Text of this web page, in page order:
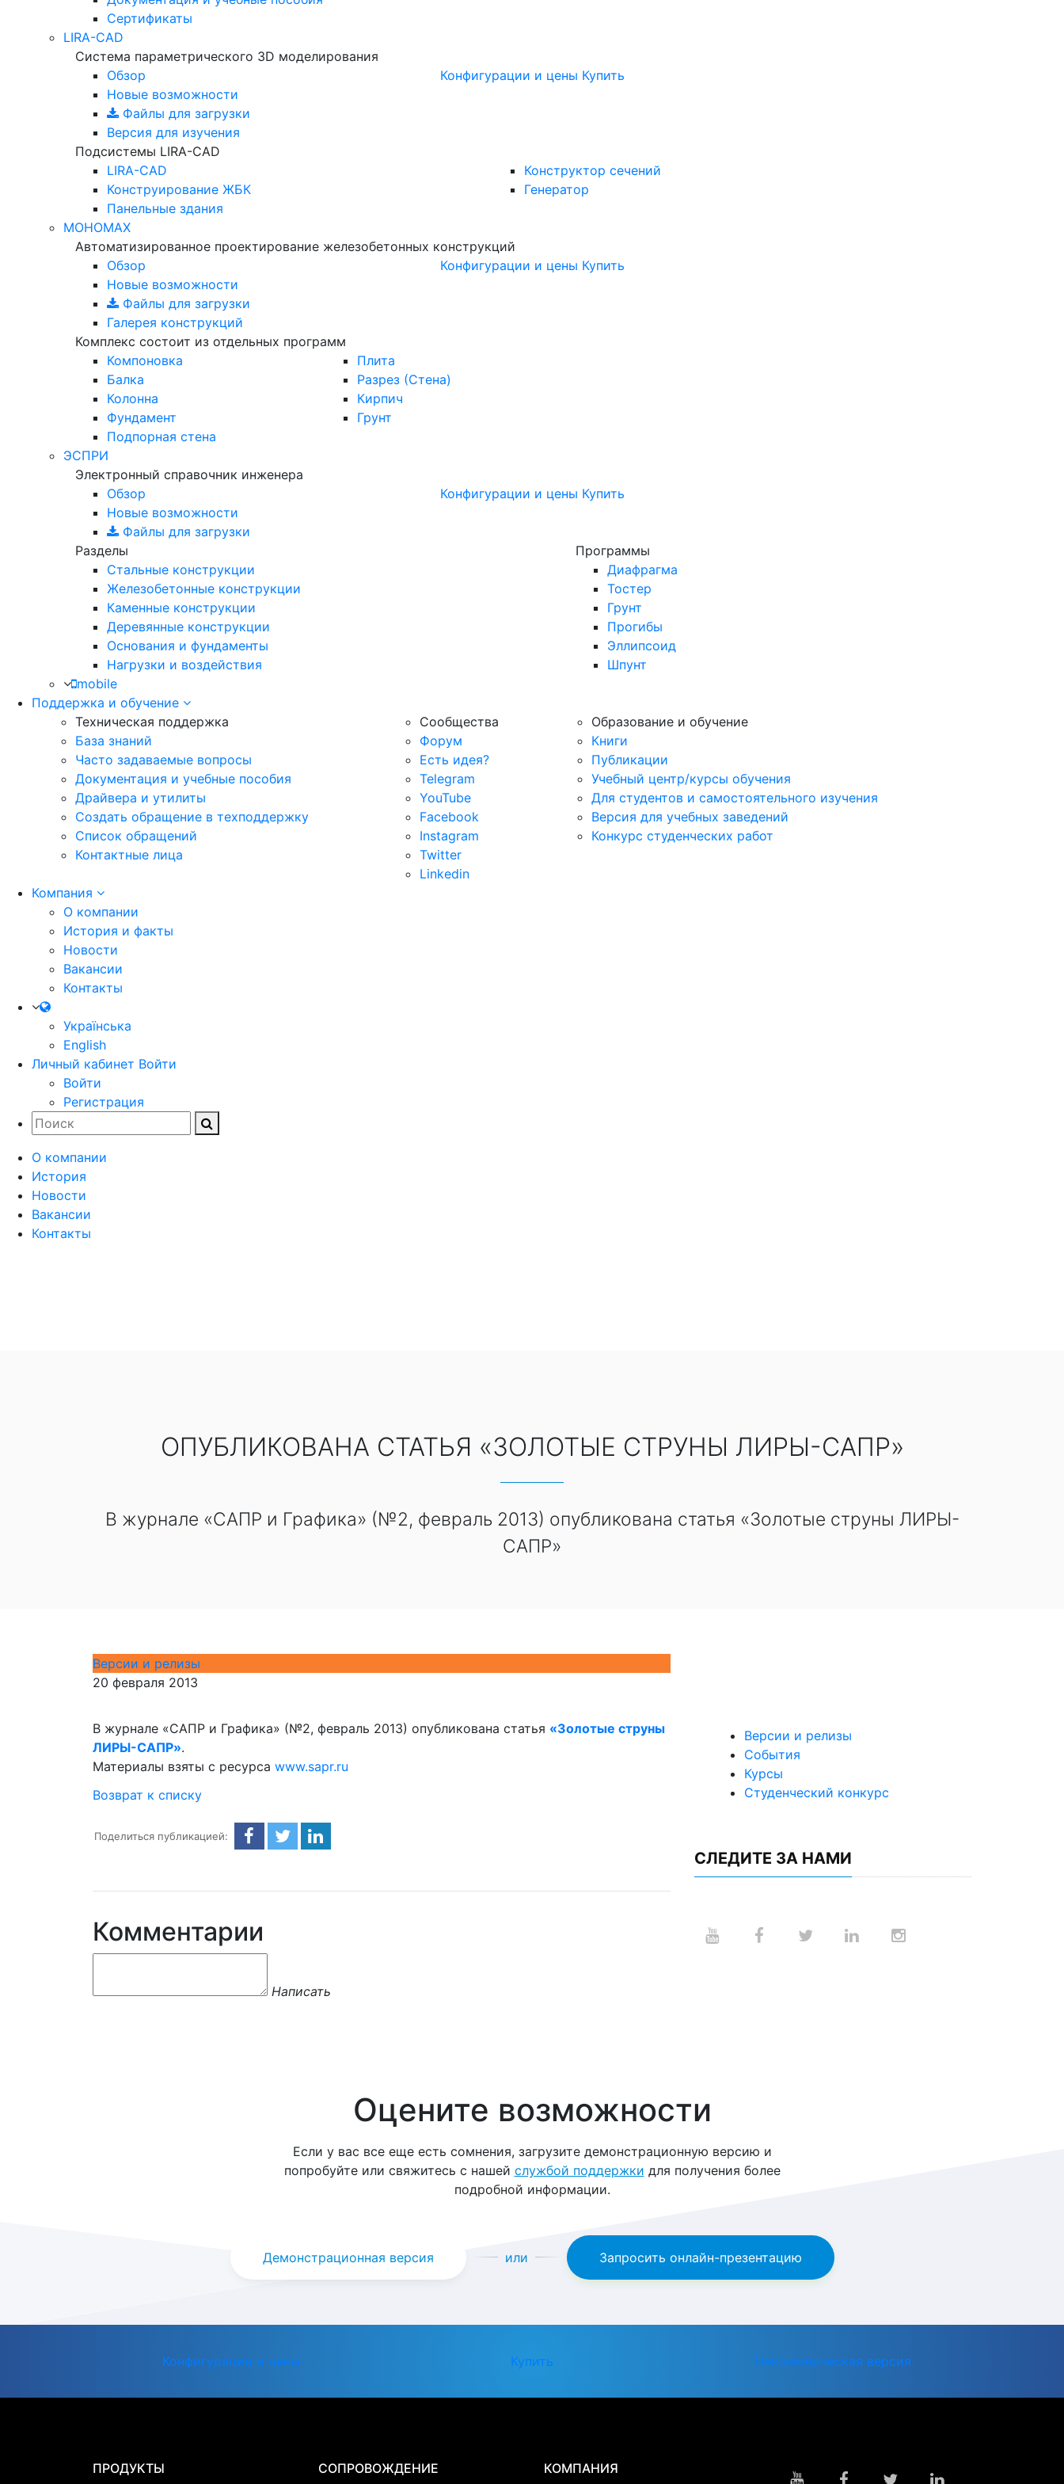
Сертификаты
LIRA-CAD
Система параметрического 3D моделирования
Обзор
Новые возможности
Файлы для загрузки
Версия для изучения
Конфигурации и цены Купить
Подсистемы LIRA-CAD
LIRA-CAD
Конструирование ЖБК
Панельные здания
Конструктор сечений
Генератор
МОНОМАХ
Автоматизированное проектирование железобетонных конструкций
Обзор
Новые возможности
Файлы для загрузки
Галерея конструкций
Конфигурации и цены Купить
Комплекс состоит из отдельных программ
Компоновка
Балка
Колонна
Фундамент
Подпорная стена
Плита
Разрез (Стена)
Кирпич
Грунт
ЭСПРИ
Электронный справочник инженера
Обзор
Новые возможности
Файлы для загрузки
Конфигурации и цены Купить
Разделы
Программы
Стальные конструкции
Железобетонные конструкции
Каменные конструкции
Деревянные конструкции
Основания и фундаменты
Нагрузки и воздействия
Диафрагма
Тостер
Грунт
Прогибы
Эллипсоид
Шпунт
mobile
Поддержка и обучение
Техническая поддержка
База знаний
Часто задаваемые вопросы
Документация и учебные пособия
Драйвера и утилиты
Создать обращение в техподдержку
Список обращений
Контактные лица
Сообщества
Форум
Есть идея?
Telegram
YouTube
Facebook
Instagram
Twitter
Linkedin
Образование и обучение
Книги
Публикации
Учебный центр/курсы обучения
Для студентов и самостоятельного изучения
Версия для учебных заведений
Конкурс студенческих работ
Компания
О компании
История и факты
Новости
Вакансии
Контакты
Українська
English
Личный кабинет Войти
Войти
Регистрация
О компании
История
Новости
Вакансии
Контакты
ОПУБЛИКОВАНА СТАТЬЯ «ЗОЛОТЫЕ СТРУНЫ ЛИРЫ-САПР»
В журнале «САПР и Графика» (№2, февраль 2013) опубликована статья «Золотые струны ЛИРЫ-
САПР»
Версии и релизы
20 февраля 2013
В журнале «САПР и Графика» (№2, февраль 2013) опубликована статья «Золотые струны
ЛИРЫ-САПР».
Материалы взяты с ресурса www.sapr.ru
Возврат к списку
Поделиться публикацией:
Комментарии
Написать
Версии и релизы
События
Курсы
Студенческий конкурс
СЛЕДИТЕ ЗА НАМИ
Оцените возможности
Если у вас все еще есть сомнения, загрузите демонстрационную версию и
попробуйте или свяжитесь с нашей службой поддержки для получения более
подробной информации.
Демонстрационная версия или Запросить онлайн-презентацию
Конфигурации и цены Купить Некоммерческая версия
ПРОДУКТЫ СОПРОВОЖДЕНИЕ КОМПАНИЯ